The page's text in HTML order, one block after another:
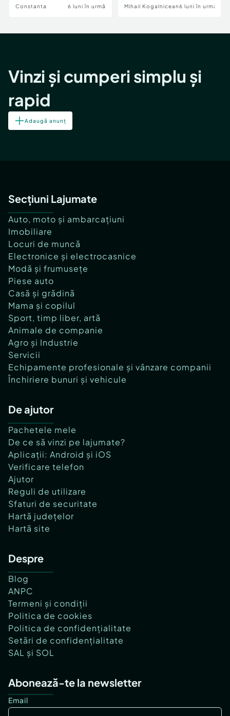
Constanta 6 luni în urmă Mihail Kogalniceanu6 luni în urmă
Vinzi și cumperi simplu și
rapid
Adaugă anunț
Secțiuni Lajumate
Auto, moto și ambarcațiuni
Imobiliare
Locuri de muncă
Electronice și electrocasnice
Modă și frumusețe
Piese auto
Casă și grădină
Mama și copilul
Sport, timp liber, artă
Animale de companie
Agro și Industrie
Servicii
Echipamente profesionale și vânzare companii
Închiriere bunuri și vehicule
De ajutor
Pachetele mele
De ce să vinzi pe lajumate?
Aplicații: Android și iOS
Verificare telefon
Ajutor
Reguli de utilizare
Sfaturi de securitate
Hartă județelor
Hartă site
Despre
Blog
ANPC
Termeni și condiții
Politica de cookies
Politica de confidențialitate
Setări de confidențialitate
SAL și SOL
Abonează-te la newsletter
Email